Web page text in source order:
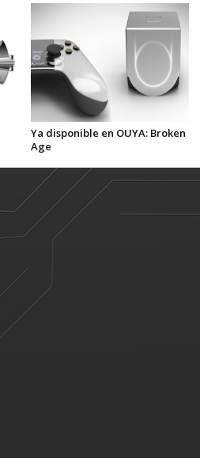
Ya disponible en OUYA: Broken
Age